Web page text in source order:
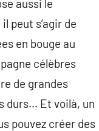
aussi le
peut s’agir de
en bouge au
célèbres
de grandes
durs… Et voilà, un
pouvez créer des